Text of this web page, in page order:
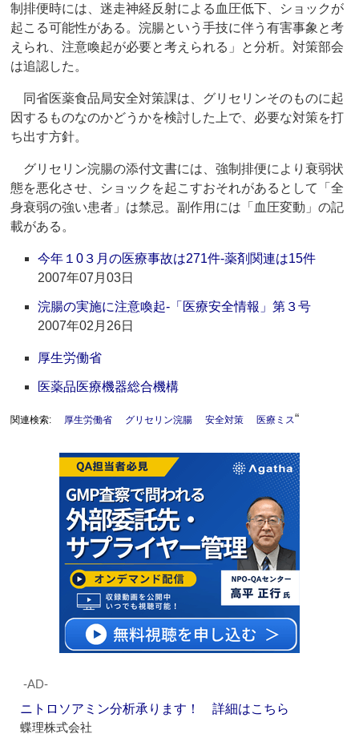
制排便時には、迷走神経反射による血圧低下、ショックが
起こる可能性がある。浣腸という手技に伴う有害事象と考
えられ、注意喚起が必要と考えられる」と分析。対策部会
は追認した。
同省医薬食品局安全対策課は、グリセリンそのものに起
因するものなのかどうかを検討した上で、必要な対策を打
ち出す方針。
グリセリン浣腸の添付文書には、強制排便により衰弱状
態を悪化させ、ショックを起こすおそれがあるとして「全
身衰弱の強い患者」は禁忌。副作用には「血圧変動」の記
載がある。
今年１0３月の医療事故は271件‐薬剤関連は15件
2007年07月03日
浣腸の実施に注意喚起‐「医療安全情報」第３号
2007年02月26日
厚生労働省
医薬品医療機器総合機構
関連検索: 厚生労働省 グリセリン浣腸 安全対策 医療ミス“
‐AD‐
ニトロソアミン分析承ります！ 詳細はこちら
蝶理株式会社